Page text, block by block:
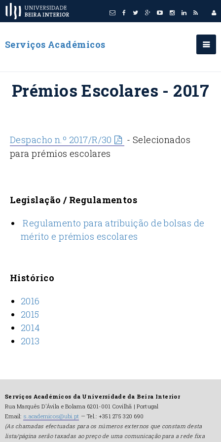
Serviços Académicos
Prémios Escolares - 2017
Despacho n.º 2017/R/30
- Selecionados
para prémios escolares
Legislação / Regulamentos
Regulamento para atribuição de bolsas de
mérito e prémios escolares
Histórico
2016
2015
2014
2013
Serviços Académicos da Universidade da Beira Interior
Rua Marquês D'Ávila e Bolama 6201-001 Covilhã | Portugal
Email: s.academicos@ubi.pt — Tel.: +351 275 320 690
(As chamadas efectuadas para os números externos que constam desta
lista/página serão taxadas ao preço de uma comunicação para a rede fixa